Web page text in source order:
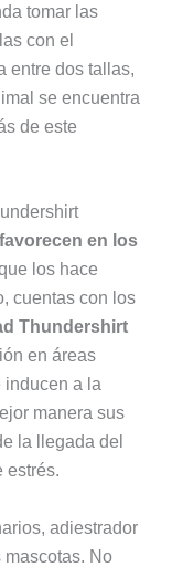
tomar las
con el
entre dos tallas,
se encuentra
de este
en los
los hace
cuentas con los
Thundershirt
en áreas
inducen a la
manera sus
la llegada del
estrés.
adiestrador
No